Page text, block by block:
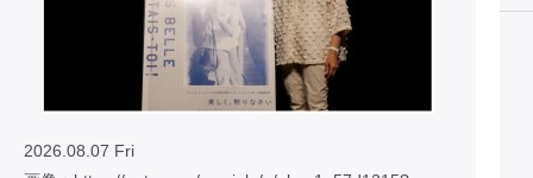
2026.08.07 Fri